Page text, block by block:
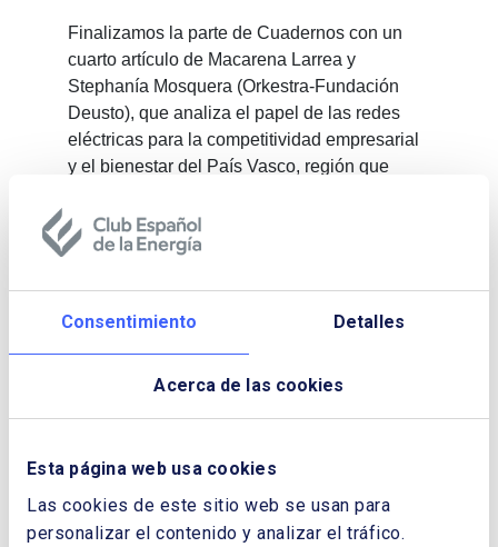
Consentimiento Detalles
Acerca de las cookies
Esta página web usa cookies
Las cookies de este sitio web se usan para
personalizar el contenido y analizar el tráfico.
Finalizamos la parte de Cuadernos con un
cuarto artículo de Macarena Larrea y
Stephanía Mosquera (Orkestra-Fundación
Deusto), que analiza el papel de las redes
eléctricas para la competitividad empresarial
y el bienestar del País Vasco, región que
alrededor de la cadena de valor de los bienes
de equipo eléctricos. Tras exponer la
cifras sobre las necesidades de inversión,
presentan los resultados económico-
empresariales y los relacionados con el
Los artículos de la Separata también son un
buen reflejo de la actualidad del sector.
Comienzan con una bienvenida por parte de